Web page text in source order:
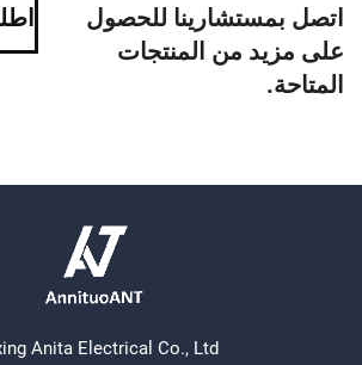
اتصل بمستشارينا للحصول
على مزيد من المنتجات
المتاحة.
Anita Electrical Co., Ltd